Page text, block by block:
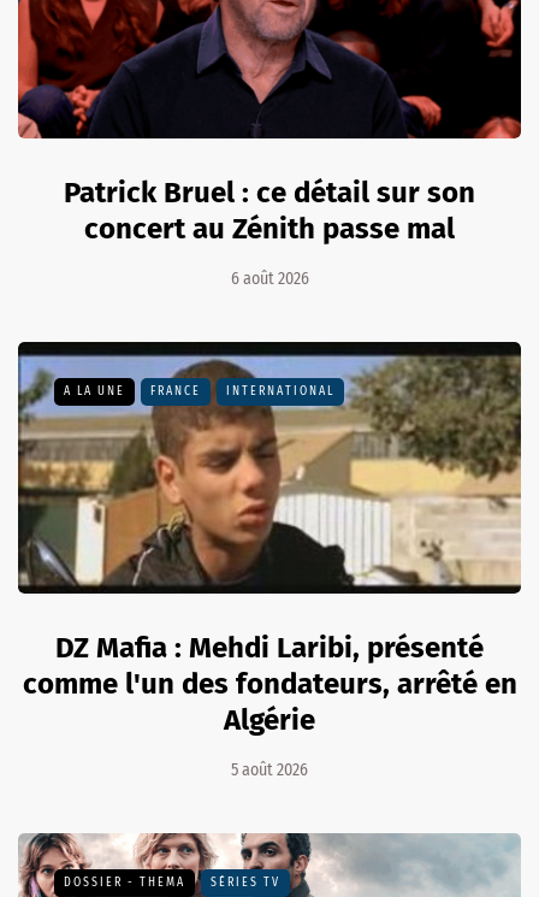
Patrick Bruel : ce détail sur son
concert au Zénith passe mal
6 août 2026
A LA UNE FRANCE INTERNATIONAL
DZ Mafia : Mehdi Laribi, présenté
comme l'un des fondateurs, arrêté en
Algérie
5 août 2026
DOSSIER - THEMA SÉRIES TV